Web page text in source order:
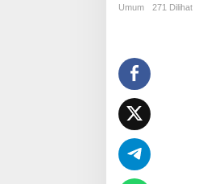
Umum
271 Dilihat